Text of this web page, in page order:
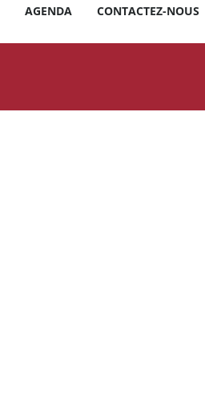
AGENDA CONTACTEZ-NOUS